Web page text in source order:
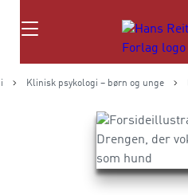
Søg
Klinisk psykologi – børn og unge